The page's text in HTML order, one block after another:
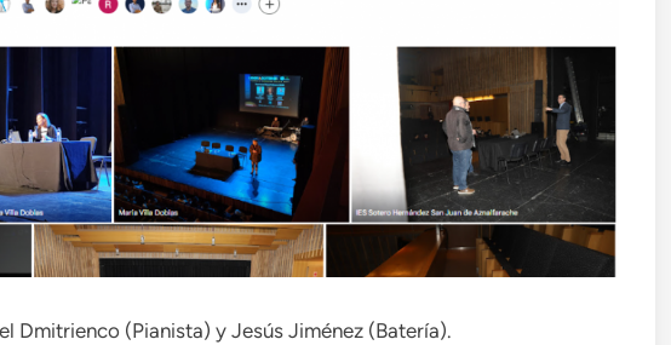
Dmitrienco (Pianista) y Jesús Jiménez (Batería).